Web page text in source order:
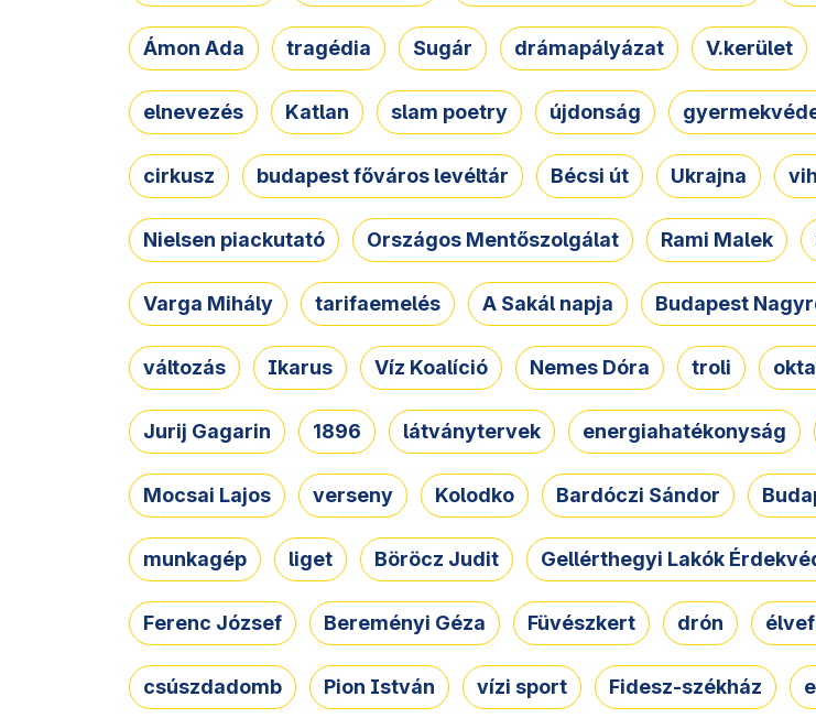
Ámon Ada tragédia Sugár drámapályázat V.kerület
elnevezés Katlan slam poetry újdonság
cirkusz budapest főváros levéltár Bécsi út Ukrajna
Nielsen piackutató Országos Mentőszolgálat Rami Malek
Varga Mihály tarifaemelés A Sakál napja Budapest
változás Ikarus Víz Koalíció Nemes Dóra troli
Jurij Gagarin 1896 látványtervek energiahatékonyság
Mocsai Lajos verseny Kolodko Bardóczi Sándor
munkagép liget Böröcz Judit Gellérthegyi Lakók
Ferenc József Bereményi Géza Füvészkert drón
csúszdadomb Pion István vízi sport Fidesz-székház